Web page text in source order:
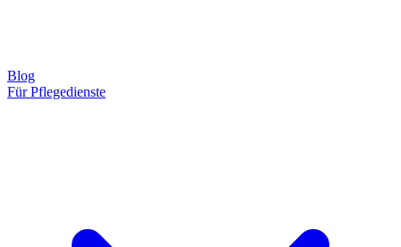
Blog
Für Pflegedienste